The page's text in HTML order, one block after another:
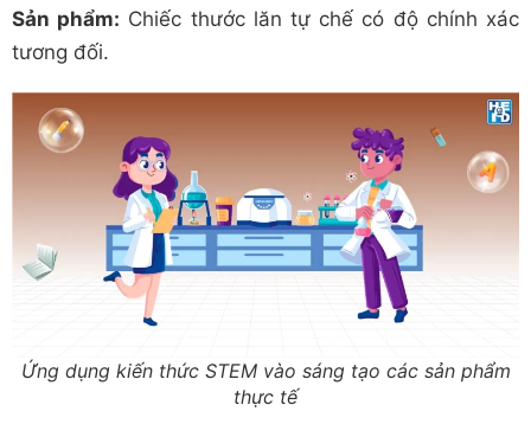
Sản phẩm: Chiếc thước lăn tự chế có độ chính xác
tương đối.
Ứng dụng kiến thức STEM vào sáng tạo các sản phẩm
thực tế